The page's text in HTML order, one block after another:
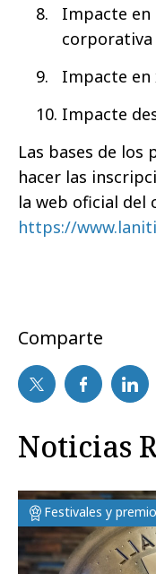
Impacte en
corporativa
Impacte en
Impacte
Las bases de
hacer las
la web oficial del
https://
Comparte
Noticias
Festivales y